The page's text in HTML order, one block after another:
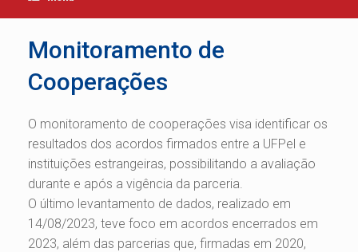
Monitoramento de
Cooperações
O monitoramento de cooperações visa identificar os
resultados dos acordos firmados entre a UFPel e
instituições estrangeiras, possibilitando a avaliação
durante e após a vigência da parceria.
O último levantamento de dados, realizado em
14/08/2023, teve foco em acordos encerrados em
2023, além das parcerias que, firmadas em 2020,